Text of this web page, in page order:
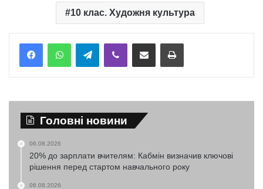
10 клас. Художня культура
TelegramViber Надіслати електронною поштоюНадрукувати
Головні новини
06.08.2026
20% до зарплати вчителям: Кабмін визначив ключові
рішення перед стартом навчального року
06.08.2026